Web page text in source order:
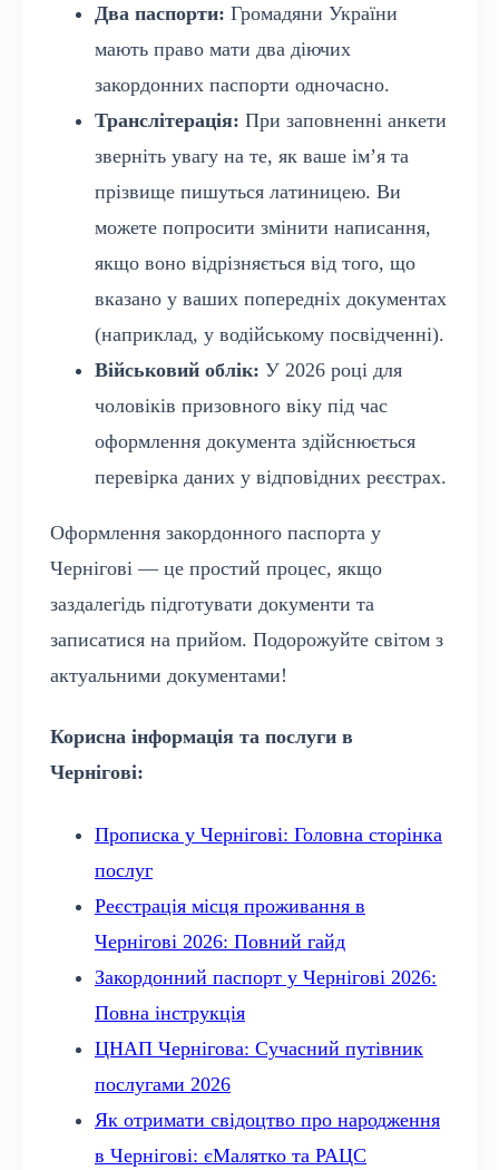
Два паспорти: Громадяни України
мають право мати два діючих
закордонних паспорти одночасно.
Транслітерація: При заповненні анкети
зверніть увагу на те, як ваше ім’я та
прізвище пишуться латиницею. Ви
можете попросити змінити написання,
якщо воно відрізняється від того, що
вказано у ваших попередніх документах
(наприклад, у водійському посвідченні).
Військовий облік: У 2026 році для
чоловіків призовного віку під час
оформлення документа здійснюється
перевірка даних у відповідних реєстрах.
Оформлення закордонного паспорта у
Чернігові — це простий процес, якщо
заздалегідь підготувати документи та
записатися на прийом. Подорожуйте світом з
актуальними документами!
Корисна інформація та послуги в
Чернігові:
Прописка у Чернігові: Головна сторінка
послуг
Реєстрація місця проживання в
Чернігові 2026: Повний гайд
Закордонний паспорт у Чернігові 2026:
Повна інструкція
ЦНАП Чернігова: Сучасний путівник
послугами 2026
Як отримати свідоцтво про народження
в Чернігові: єМалятко та РАЦС